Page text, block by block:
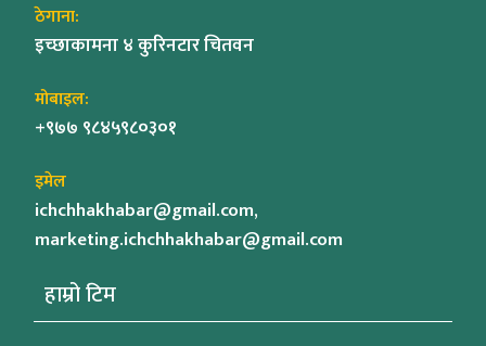
ठेगाना:
इच्छाकामना ४ कुरिनटार चितवन
मोबाइल:
+९७७ ९८४५९८०३०१
इमेल
ichchhakhabar@gmail.com,
marketing.ichchhakhabar@gmail.com
हाम्रो टिम